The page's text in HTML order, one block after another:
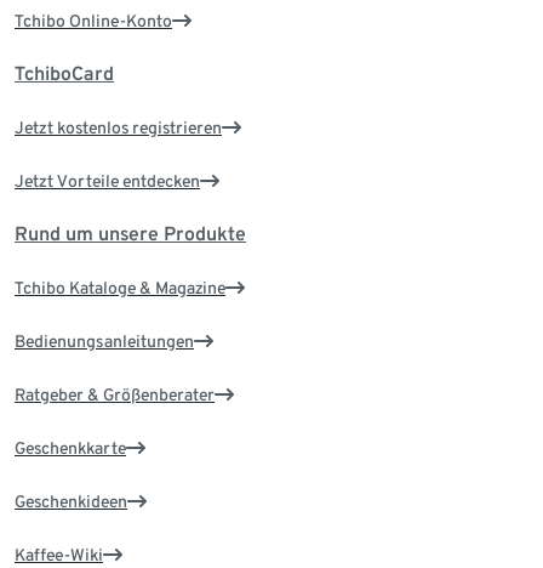
Tchibo Online-Konto
TchiboCard
Jetzt kostenlos registrieren
Jetzt Vorteile entdecken
Rund um unsere Produkte
Tchibo Kataloge & Magazine
Bedienungsanleitungen
Ratgeber & Größenberater
Geschenkkarte
Geschenkideen
Kaffee-Wiki